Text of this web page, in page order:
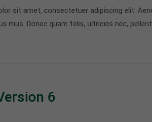
sit amet, consectetuer adipiscing elit.
mus. Donec quam felis, ultricies nec,
6